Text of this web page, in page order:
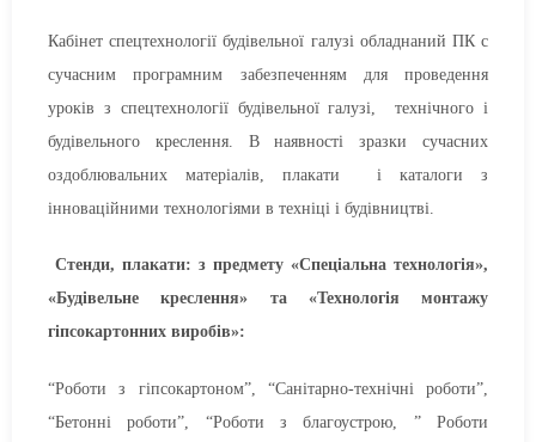
Кабінет спецтехнології будівельної галузі обладнаний ПК с
сучасним програмним забезпеченням для проведення
уроків з спецтехнології будівельної галузі, технічного і
будівельного креслення. В наявності зразки сучасних
оздоблювальних матеріалів, плакати і каталоги з
інноваційними технологіями в техніці і будівництві.
Стенди, плакати: з предмету «Спеціальна технологія»,
«Будівельне креслення» та «Технологія монтажу
гіпсокартонних виробів»:
“Роботи з гіпсокартоном”, “Санітарно-технічні роботи”,
“Бетонні роботи”, “Роботи з благоустрою, ” Роботи